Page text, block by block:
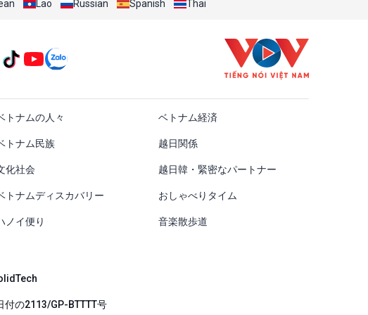
Lao Russian Spanish Thai
Nhật
トナムの人々 ベトナム経済
トナム民族 越日関係
化社会 越日韓・緊密なパートナー
トナムディスカバリー おしゃべりタイム
ノイ便り 音楽散歩道
付の2113/GP-BTTTT号